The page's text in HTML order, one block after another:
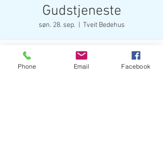
Gudstjeneste
søn. 28. sep. Tveit Bedehus
Tid og sted
Phone Email Facebook